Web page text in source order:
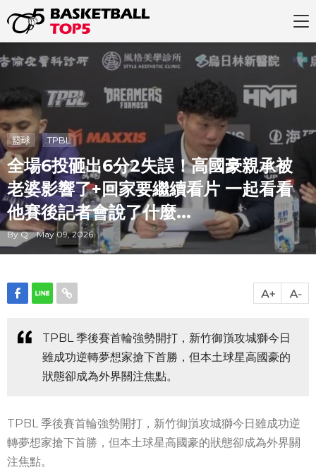
籃球 TPBL
全場6投砸出6分2失誤！高國豪親承被
老婆影響了+回家要繼續看片 一起看看
他賽後記者會說了什麼...
By Q May 09, 2026
TPBL 季後賽首輪強勢開打，新竹御嵿攻城獅今日
雖成功逆轉夢想家搶下首勝，但本土球星高國豪的
狀態卻成為外界關注焦點。
TPBL 季後賽首輪強勢開打，新竹御嵿攻城獅今日雖成功逆
轉夢想家搶下首勝，但本土球星高國豪的狀態卻成為外界關
注焦點。